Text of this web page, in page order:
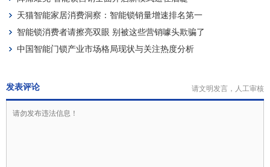
天猫智能家居消费洞察：智能锁销量增速排名第一
智能锁消费者请擦亮双眼 别被这些营销噱头欺骗了
中国智能门锁产业市场格局现状与关注热度分析
发表评论 请文明发言，人工审核